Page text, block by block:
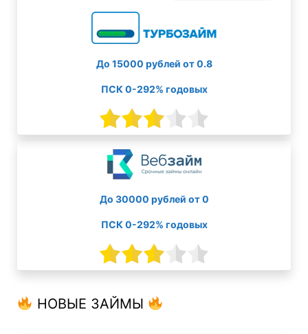
До 15000 рублей от 0.8
ПСК 0-292% годовых
До 30000 рублей от 0
ПСК 0-292% годовых
НОВЫЕ ЗАЙМЫ